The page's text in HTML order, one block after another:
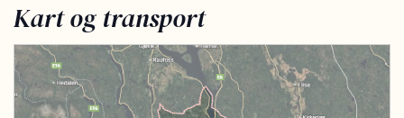
Kart og transport